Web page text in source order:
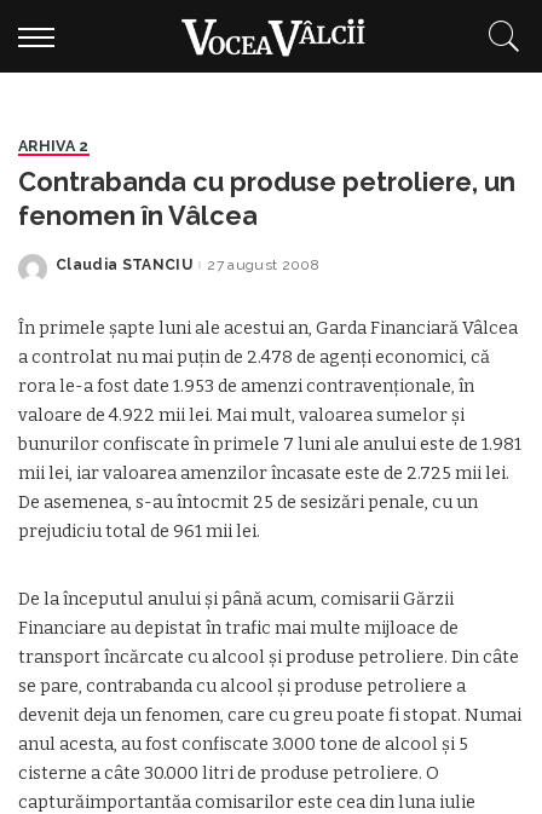
ARHIVA 2
Contrabanda cu produse petroliere, un
fenomen în Vâlcea
Posted
Claudia STANCIU 27 august 2008
În primele șapte luni ale acestui an, Garda Financiară Vâlcea
a controlat nu mai puțin de 2.478 de agenți economici, că
rora le-a fost date 1.953 de amenzi contravenționale, în
valoare de 4.922 mii lei. Mai mult, valoarea sumelor și
bunurilor confiscate în primele 7 luni ale anului este de 1.981
mii lei, iar valoarea amenzilor încasate este de 2.725 mii lei.
De asemenea, s-au întocmit 25 de sesizări penale, cu un
prejudiciu total de 961 mii lei.
De la începutul anului și până acum, comisarii Gărzii
Financiare au depistat în trafic mai multe mijloace de
transport încărcate cu alcool și produse petroliere. Din câte
se pare, contrabanda cu alcool și produse petroliere a
devenit deja un fenomen, care cu greu poate fi stopat. Numai
anul acesta, au fost confiscate 3.000 tone de alcool și 5
cisterne a câte 30.000 litri de produse petroliere. O
capturăimportantăa comisarilor este cea din luna iulie